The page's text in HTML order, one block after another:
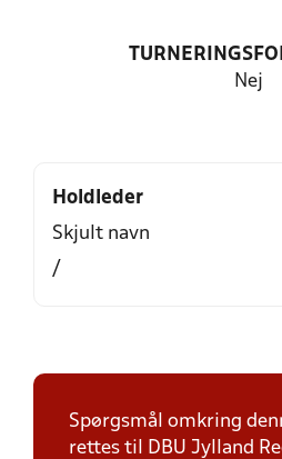
Nej
Holdleder
Skjult navn
/
Spørgsmål omkring
rettes til DBU Jylland